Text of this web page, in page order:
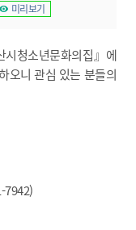
미리보기
시청소년문화의집』 에
오니 관심 있는 분들의
7942)